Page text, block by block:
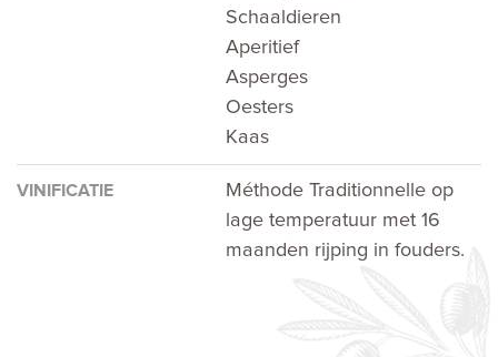
Schaaldieren
Aperitief
Asperges
Oesters
Kaas
VINIFICATIE
Méthode Traditionnelle op
lage temperatuur met 16
maanden rijping in fouders.